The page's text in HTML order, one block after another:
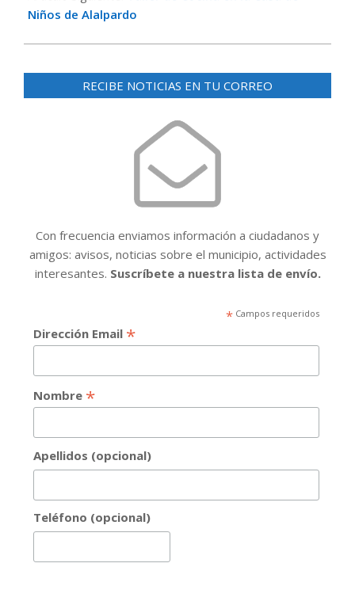
Niños de Alalpardo
RECIBE NOTICIAS EN TU CORREO
Con frecuencia enviamos información a ciudadanos y
amigos: avisos, noticias sobre el municipio, actividades
interesantes. Suscríbete a nuestra lista de envío.
*Campos requeridos
Dirección Email *
Nombre *
Apellidos (opcional)
Teléfono (opcional)